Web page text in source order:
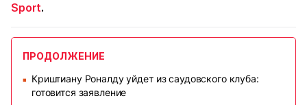
Sport.
ПРОДОЛЖЕНИЕ
■
Криштиану Роналду уйдет из саудовского клуба:
готовится заявление